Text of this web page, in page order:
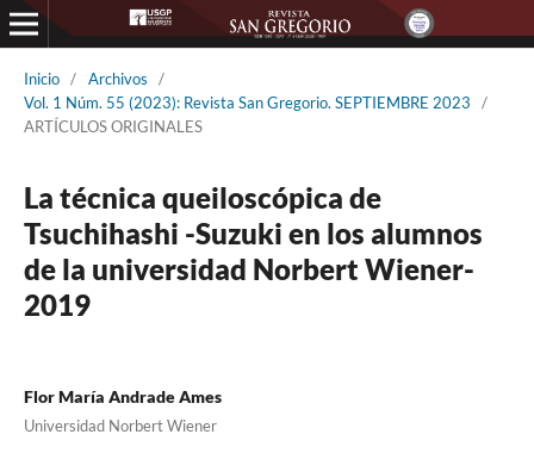
Inicio / Archivos
/
Vol. 1 Núm. 55 (2023): Revista San Gregorio. SEPTIEMBRE 2023
/
ARTÍCULOS ORIGINALES
La técnica queiloscópica de
Tsuchihashi -Suzuki en los alumnos
de la universidad Norbert Wiener-
2019
Flor María Andrade Ames
Universidad Norbert Wiener